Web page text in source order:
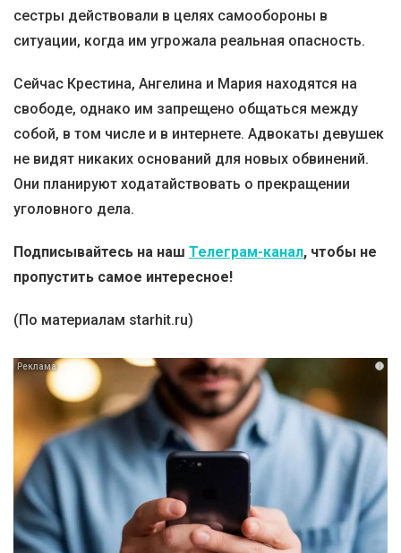
сестры действовали в целях самообороны в
ситуации, когда им угрожала реальная опасность.
Сейчас Крестина, Ангелина и Мария находятся на
свободе, однако им запрещено общаться между
собой, в том числе и в интернете. Адвокаты девушек
не видят никаких оснований для новых обвинений.
Они планируют ходатайствовать о прекращении
уголовного дела.
Подписывайтесь на наш Телеграм-канал, чтобы не
пропустить самое интересное!
(По материалам starhit.ru)
i